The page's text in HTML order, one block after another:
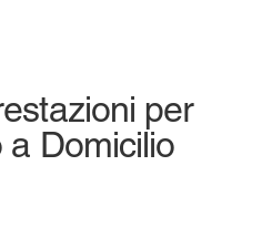
per
a Domicilio